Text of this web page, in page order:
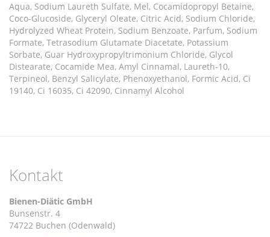
Aqua, Sodium Laureth Sulfate, Mel, Cocamidopropyl Betaine,
Coco-Glucoside, Glyceryl Oleate, Citric Acid, Sodium Chloride,
Hydrolyzed Wheat Protein, Sodium Benzoate, Parfum, Sodium
Formate, Tetrasodium Glutamate Diacetate, Potassium
Sorbate, Guar Hydroxypropyltrimonium Chloride, Glycol
Distearate, Cocamide Mea, Amyl Cinnamal, Laureth-10,
Terpineol, Benzyl Salicylate, Phenoxyethanol, Formic Acid, Ci
19140, Ci 16035, Ci 42090, Cinnamyl Alcohol
Kontakt
Bienen-Diätic GmbH
Bunsenstr. 4
74722 Buchen (Odenwald)